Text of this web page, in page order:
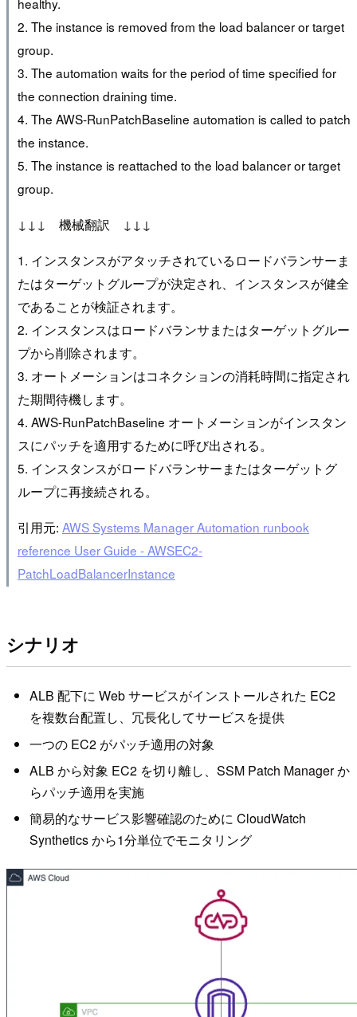
2. The instance is removed from the load balancer or target
group.
3. The automation waits for the period of time specified for
the connection draining time.
4. The AWS-RunPatchBaseline automation is called to patch
the instance.
5. The instance is reattached to the load balancer or target
group.
↓↓↓ 機械翻訳 ↓↓↓
1. インスタンスがアタッチされているロードバランサーま
たはターゲットグループが決定され、インスタンスが健全
であることが検証されます。
2. インスタンスはロードバランサまたはターゲットグルー
プから削除されます。
3. オートメーションはコネクションの消耗時間に指定され
た期間待機します。
4. AWS-RunPatchBaseline オートメーションがインスタン
スにパッチを適用するために呼び出される。
5. インスタンスがロードバランサーまたはターゲットグ
ループに再接続される。
引用元: AWS Systems Manager Automation runbook
reference User Guide - AWSEC2-
PatchLoadBalancerInstance
シナリオ
ALB 配下に Web サービスがインストールされた EC2
を複数台配置し、冗長化してサービスを提供
一つの EC2 がパッチ適用の対象
ALB から対象 EC2 を切り離し、SSM Patch Manager か
らパッチ適用を実施
簡易的なサービス影響確認のために CloudWatch
Synthetics から1分単位でモニタリング